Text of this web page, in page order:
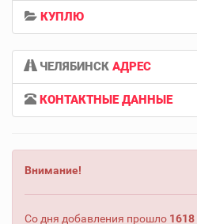
КУПЛЮ
ЧЕЛЯБИНСК АДРЕС
КОНТАКТНЫЕ ДАННЫЕ
Внимание!
Со дня добавления прошло 1618